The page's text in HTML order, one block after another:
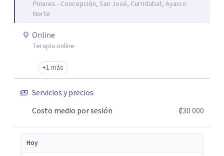
confianza!Pinares - Concepción, San José, Curridabat, Ayarco
Norte
Online
Terapia online
+1 más
Servicios y precios
Costo medio por sesión
₡30 000
Hoy